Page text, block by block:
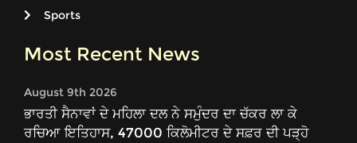
Sports
Most Recent News
August 9th 2026
ਭਾਰਤੀ ਸੈਨਾਵਾਂ ਦੇ ਮਹਿਲਾ ਦਲ ਨੇ ਸਮੁੰਦਰ ਦਾ ਚੱਕਰ ਲਾ ਕੇ
ਰਚਿਆ ਇਤਿਹਾਸ, 47000 ਕਿਲੋਮੀਟਰ ਦੇ ਸਫ਼ਰ ਦੀ ਪੜ੍ਹੋ